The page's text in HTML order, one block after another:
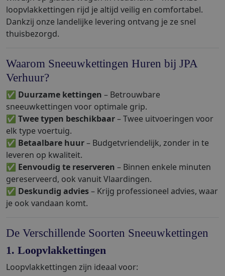
loopvlakkettingen rijd je altijd veilig en comfortabel.
Dankzij onze landelijke levering ontvang je ze snel
thuisbezorgd.
Waarom Sneeuwkettingen Huren bij JPA
Verhuur?
✅ Duurzame kettingen – Betrouwbare
sneeuwkettingen voor optimale grip.
✅ Twee typen beschikbaar– Twee uitvoeringen voor
elk type voertuig.
✅ Betaalbare huur– Budgetvriendelijk, zonder in te
leveren op kwaliteit.
✅ Eenvoudig te reserveren – Binnen enkele minuten
gereserveerd, ook vanuit Vlaardingen.
✅ Deskundig advies– Krijg professioneel advies, waar
je ook vandaan komt.
De Verschillende Soorten Sneeuwkettingen
1. Loopvlakkettingen
Loopvlakkettingen zijn ideaal voor: